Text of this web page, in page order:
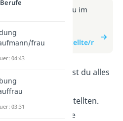
Infos erhältst du im
Beitrag:
r
Video erfährst du alles
den Beruf des
erklären dir, welche
frau
04:43
03:31